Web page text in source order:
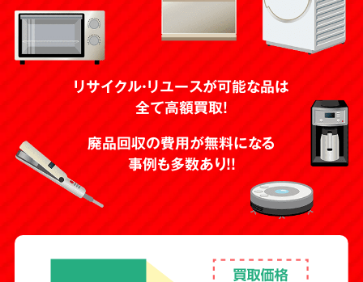
リサイクル・リユースが可能な品は
全て高額買取！
廃品回収の費用が無料になる
事例も多数あり！！